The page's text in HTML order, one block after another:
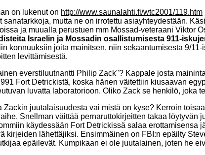
on lukenut on http://www.saunalahti.fi/wtc2001/119.htm
sanatarkkoja, mutta ne on irrotettu asiayhteydestään.
ja muualla perustuen mm Mossad-veteraani Viktor
Israelin ja Mossadin osallistumisesta 911-
konnuuksiin joita mainitsen, niin sekaantumisesta 9/
levittämisestä.
everstiluutnantti Philip Zack"? Kappale josta
Fort Detrickistä, koska hänen väitettiin kiusaavan
luvatta laboratorioon. Oliko Zack se henkilö, joka
Zackin juutalaisuudesta vai mistä on kyse? Kerroin
Snellman väittää pernaruttokirjeitten takaa
käydessään Fort Detrickissä salaa
kirjeiden lähettäjiksi. Ensimmäinen on FBI:n epäilty
epäilevät. Kumpikaan ei ole juutalainen, joten he